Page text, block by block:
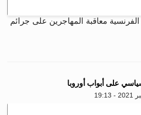
معاقبة المهاجرين على جرائم
على أبواب أوروبا